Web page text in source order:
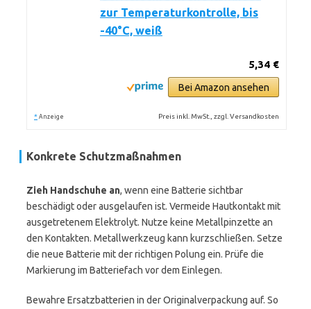
zur Temperaturkontrolle, bis
-40°C, weiß
5,34 €
Bei Amazon ansehen
* Anzeige Preis inkl. MwSt., zzgl. Versandkosten
Konkrete Schutzmaßnahmen
Zieh Handschuhe an, wenn eine Batterie sichtbar
beschädigt oder ausgelaufen ist. Vermeide Hautkontakt mit
ausgetretenem Elektrolyt. Nutze keine Metallpinzette an
den Kontakten. Metallwerkzeug kann kurzschließen. Setze
die neue Batterie mit der richtigen Polung ein. Prüfe die
Markierung im Batteriefach vor dem Einlegen.
Bewahre Ersatzbatterien in der Originalverpackung auf. So